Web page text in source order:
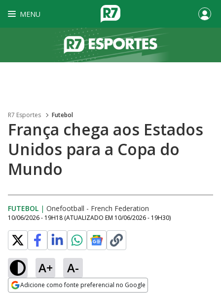
MENU
R7 Esportes Futebol
França chega aos Estados
Unidos para a Copa do
Mundo
FUTEBOL | Onefootball - French Federation
10/06/2026 - 19H18 (ATUALIZADO EM 10/06/2026 - 19H30)
A+ A-
Adicione como fonte preferencial no Google